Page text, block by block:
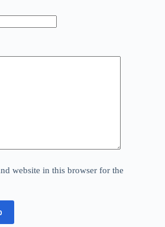
website in this browser for the